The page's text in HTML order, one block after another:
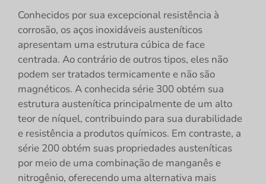
Conhecidos por sua excepcional resistência à
corrosão, os aços inoxidáveis austeníticos
apresentam uma estrutura cúbica de face
centrada. Ao contrário de outros tipos, eles não
podem ser tratados termicamente e não são
magnéticos. A conhecida série 300 obtém sua
estrutura austenítica principalmente de um alto
teor de níquel, contribuindo para sua durabilidade
e resistência a produtos químicos. Em contraste, a
série 200 obtém suas propriedades austeníticas
por meio de uma combinação de manganês e
nitrogênio, oferecendo uma alternativa mais